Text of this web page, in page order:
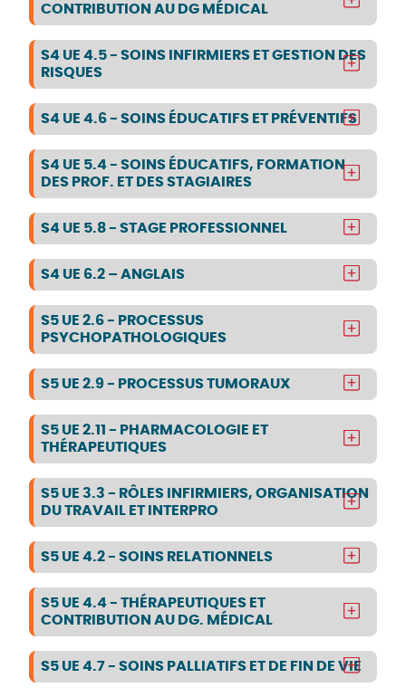
CONTRIBUTION AU DG MÉDICAL
S4 UE 4.5 - SOINS INFIRMIERS ET GESTION DES
RISQUES
S4 UE 4.6 - SOINS ÉDUCATIFS ET PRÉVENTIFS
S4 UE 5.4 - SOINS ÉDUCATIFS, FORMATION
DES PROF. ET DES STAGIAIRES
S4 UE 5.8 - STAGE PROFESSIONNEL
S4 UE 6.2 – ANGLAIS
S5 UE 2.6 - PROCESSUS
PSYCHOPATHOLOGIQUES
S5 UE 2.9 - PROCESSUS TUMORAUX
S5 UE 2.11 - PHARMACOLOGIE ET
THÉRAPEUTIQUES
S5 UE 3.3 - RÔLES INFIRMIERS, ORGANISATION
DU TRAVAIL ET INTERPRO
S5 UE 4.2 - SOINS RELATIONNELS
S5 UE 4.4 - THÉRAPEUTIQUES ET
CONTRIBUTION AU DG. MÉDICAL
S5 UE 4.7 - SOINS PALLIATIFS ET DE FIN DE VIE